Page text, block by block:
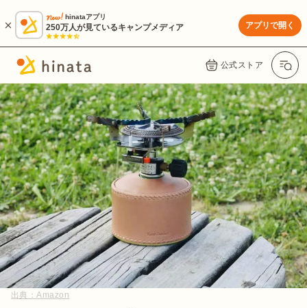
hinataアプリ
250万人が見ているキャンプメディア アプリで開く
公式ストア
出典：Amazon